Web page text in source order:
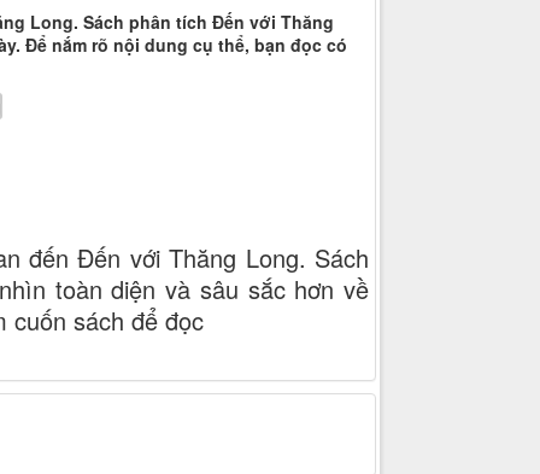
Long. Sách phân tích Đến với Thăng
Để nắm rõ nội dung cụ thể, bạn đọc có
đến Đến với Thăng Long. Sách
toàn diện và sâu sắc hơn về
cuốn sách để đọc